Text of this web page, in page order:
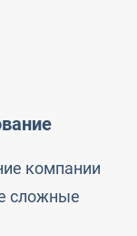
компании
сложные